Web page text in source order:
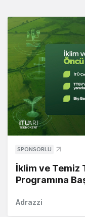
SPONSORLU
İklim ve Temiz
Programına
Adrazzi